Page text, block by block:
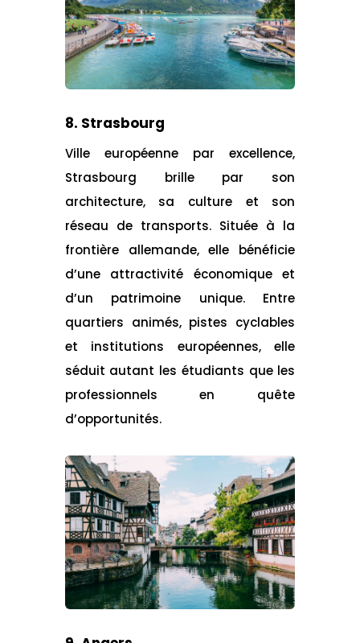
8. Strasbourg
Ville européenne par excellence,
Strasbourg brille par son
architecture, sa culture et son
réseau de transports. Située à la
frontière allemande, elle bénéficie
d’une attractivité économique et
d’un patrimoine unique. Entre
quartiers animés, pistes cyclables
et institutions européennes, elle
séduit autant les étudiants que les
professionnels en quête
d’opportunités.